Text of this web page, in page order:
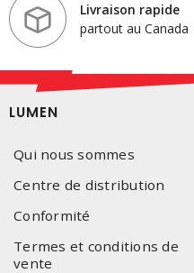
Livraison rapide
partout au Canada
LUMEN
Qui nous sommes
Centre de distribution
Conformité
Termes et conditions de
vente